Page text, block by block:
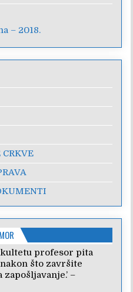
– 2018.
profesor pita
što završite
zapošljavanje.’ –